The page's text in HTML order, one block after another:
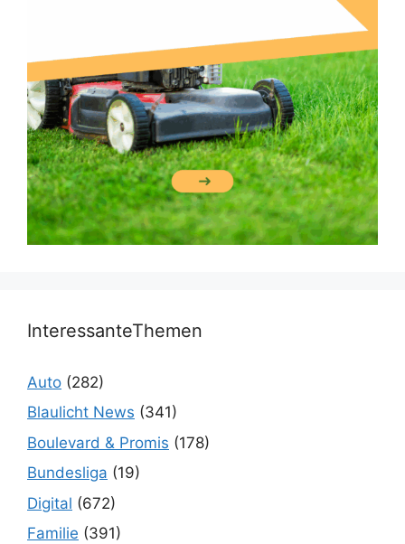
InteressanteThemen
Auto (282)
Blaulicht News (341)
Boulevard & Promis (178)
Bundesliga (19)
Digital (672)
Familie (391)